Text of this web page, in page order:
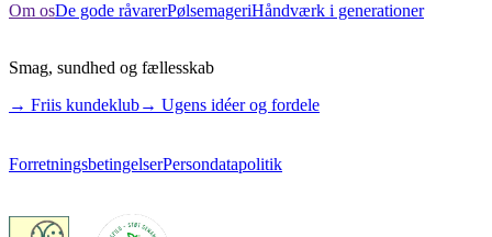
Om osDe gode råvarerPølsemageriHåndværk i generationer
Smag, sundhed og fællesskab
→ Friis kundeklub→ Ugens idéer og fordele
ForretningsbetingelserPersondatapolitik